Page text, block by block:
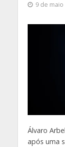
9 de
Álvaro
após uma